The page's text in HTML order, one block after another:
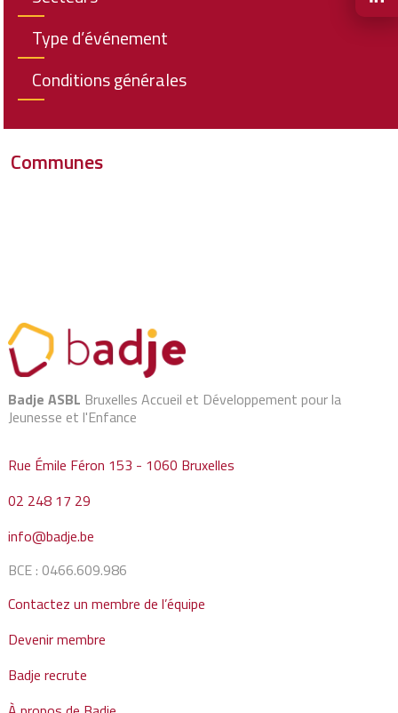
Type d’événement
Conditions générales
Communes
Badje ASBL Bruxelles Accueil et Développement pour la
Jeunesse et l'Enfance
Rue Émile Féron 153 - 1060 Bruxelles
02 248 17 29
info@badje.be
BCE : 0466.609.986
Contactez un membre de l’équipe
Devenir membre
Badje recrute